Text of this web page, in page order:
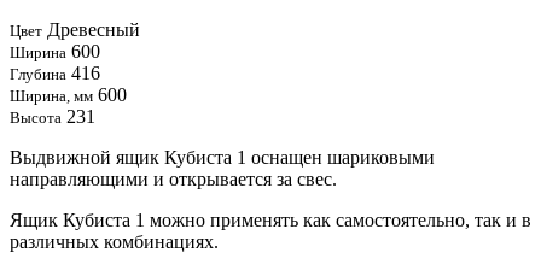
Цвет Древесный
Ширина 600
Глубина 416
Ширина, мм 600
Высота 231
Выдвижной ящик Кубиста 1 оснащен шариковыми
направляющими и открывается за свес.
Ящик Кубиста 1 можно применять как самостоятельно, так и в
различных комбинациях.